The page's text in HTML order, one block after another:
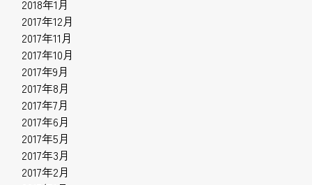
2018年1月
2017年12月
2017年11月
2017年10月
2017年9月
2017年8月
2017年7月
2017年6月
2017年5月
2017年3月
2017年2月